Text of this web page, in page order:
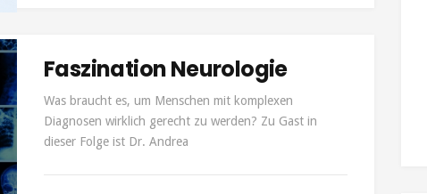
Faszination Neurologie
Was braucht es, um Menschen mit komplexen
Diagnosen wirklich gerecht zu werden? Zu Gast in
dieser Folge ist Dr. Andrea